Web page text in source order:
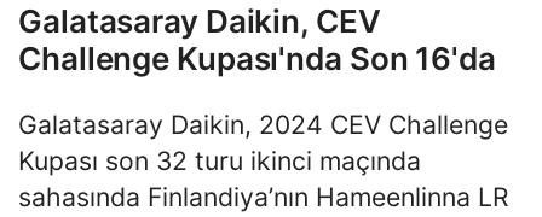
Galatasaray Daikin, CEV
Challenge Kupası'nda Son 16'da
Galatasaray Daikin, 2024 CEV Challenge
Kupası son 32 turu ikinci maçında
sahasında Finlandiya’nın Hameenlinna LR